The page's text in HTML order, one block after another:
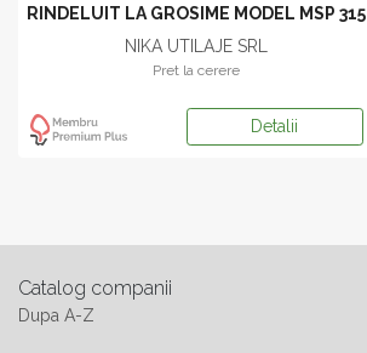
RINDELUIT LA GROSIME MODEL MSP 315
NIKA UTILAJE SRL
Pret la cerere
Detalii
Catalog companii
Dupa A-Z